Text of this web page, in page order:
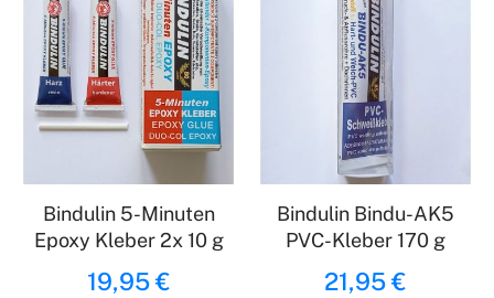
Bindulin 5-Minuten
Epoxy Kleber 2x 10 g
19,95 €
Bindulin Bindu-AK5
PVC-Kleber 170 g
21,95 €